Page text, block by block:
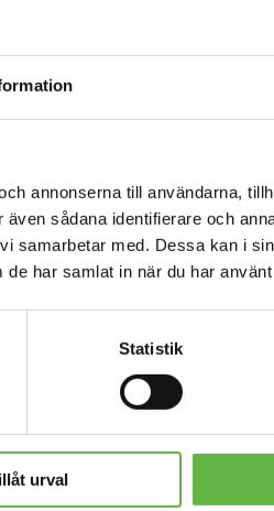
annonserna till användarna,
sådana identifierare och
samarbetar med. Dessa kan i
har samlat in när du har
Statistik
urval
dragkedjor som bidrar
Extremt funktionell,
plast.Revolution’s inre
som erbjuder enastående
med dragkedja, fyra
och torkning problemfri.